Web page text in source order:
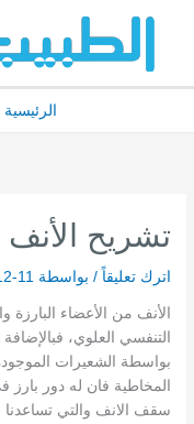
الرئيسية
تشريح الأنف
اترك تعليقاً / بواسطة 11
الأنف من الأعضاء البارزة
التنفسي العلوي،
بواسطة الشعيرات
المخاطية فان له دور بارز
سقف الانف والتي تساعدنا